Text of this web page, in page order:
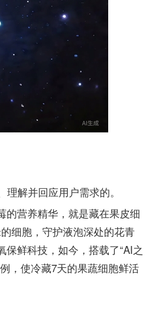
解并回应用户需求的。
的营养精华，就是藏在果皮细
细胞，守护液泡深处的花青
保鲜科技，如今，搭载了“AI之
，使冷藏7天的果蔬细胞鲜活